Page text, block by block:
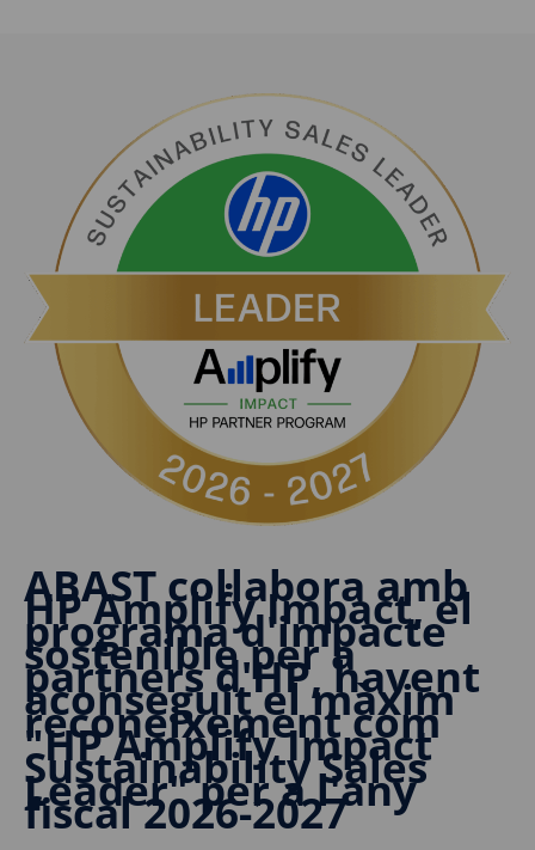
ABAST col·labora amb
HP Amplify Impact, el
programa d'impacte
sostenible per a
partners d'HP, havent
aconseguit el màxim
reconeixement com
"HP Amplify Impact
Sustainability Sales
Leader" per a l'any
fiscal 2026-2027